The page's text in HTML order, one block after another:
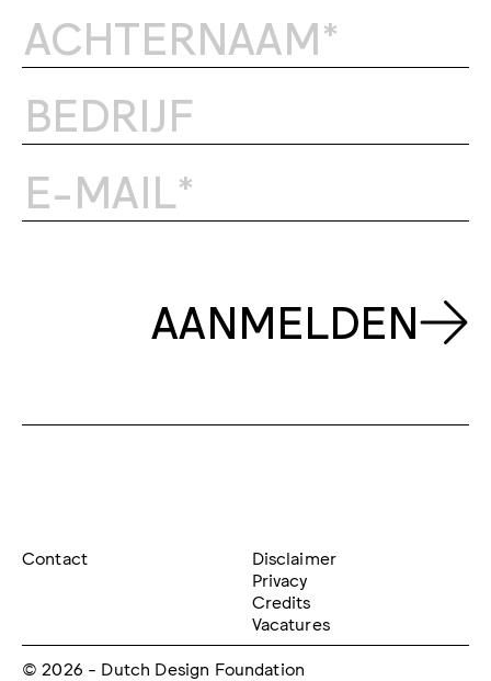
AANMELDEN
Contact
Disclaimer
Privacy
Credits
Vacatures
© 2026 - Dutch Design Foundation